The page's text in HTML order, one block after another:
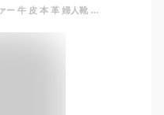
[イヴ エヴァン] パンプス ローファー 牛 皮 本 革 婦人靴 スクエアトゥ チャンキーヒール フラット ローヒール 甲高 ゆったり 幅広 ポインテッドトウ 走れる 柔らかい 痛くない 痛くならない フラット シューズ コンポート 疲れない 快適 脱げない 楽 定番 秋 冬 10代 20代 30代 40代 50代 60代 素敵 すてき ステキ な ブラック EE36-BK245